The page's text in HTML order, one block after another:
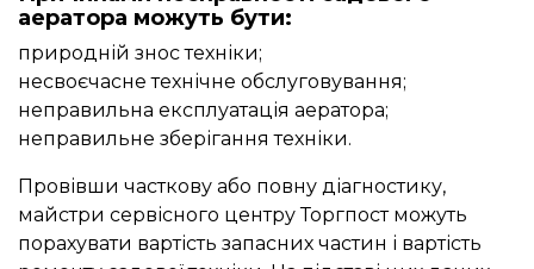
аератора можуть бути:
природній знос техніки;
несвоєчасне технічне обслуговування;
неправильна експлуатація аератора;
неправильне зберігання техніки.
Провівши часткову або повну діагностику,
майстри сервісного центру Торгпост можуть
порахувати вартість запасних частин і вартість